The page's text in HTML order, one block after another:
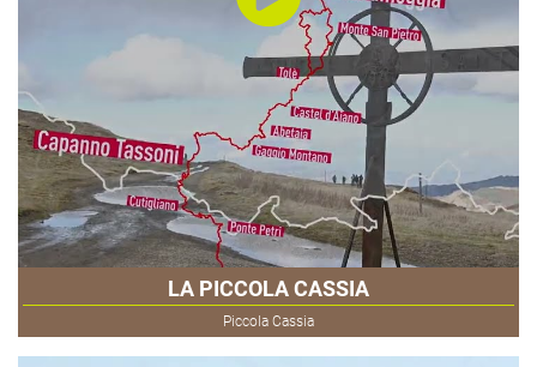
LA PICCOLA CASSIA
Piccola Cassia